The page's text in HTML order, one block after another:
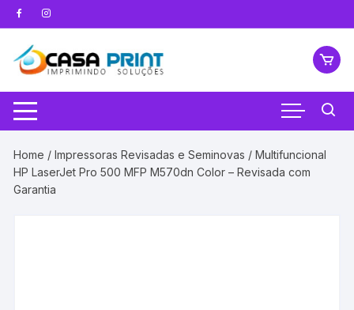
Pular
para
conteúdo
Home /Impressoras Revisadas e Seminovas / Multifuncional
HP LaserJet Pro 500 MFP M570dn Color – Revisada com
Garantia